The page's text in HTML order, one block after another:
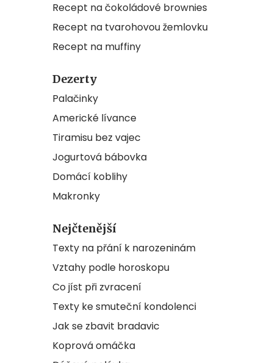
Recept na čokoládové brownies
Recept na tvarohovou žemlovku
Recept na muffiny
Dezerty
Palačinky
Americké lívance
Tiramisu bez vajec
Jogurtová bábovka
Domácí koblihy
Makronky
Nejčtenější
Texty na přání k narozeninám
Vztahy podle horoskopu
Co jíst při zvracení
Texty ke smuteční kondolenci
Jak se zbavit bradavic
Koprová omáčka